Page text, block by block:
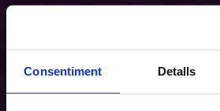
Consentiment Detalls